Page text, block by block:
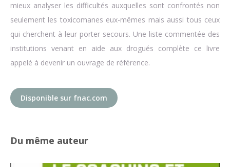
mieux analyser les difficultés auxquelles sont confrontés non
seulement les toxicomanes eux-mêmes mais aussi tous ceux
qui cherchent à leur porter secours. Une liste commentée des
institutions venant en aide aux drogués complète ce livre
appelé à devenir un ouvrage de référence.
Disponible sur fnac.com
Du même auteur